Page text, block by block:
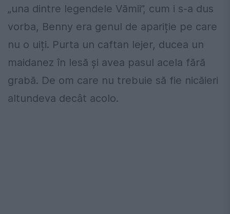
„una dintre legendele Vămii”, cum i s-a dus
vorba, Benny era genul de apariție pe care
nu o uiți. Purta un caftan lejer, ducea un
maidanez în lesă și avea pasul acela fără
grabă. De om care nu trebuie să fie nicăieri
altundeva decât acolo.